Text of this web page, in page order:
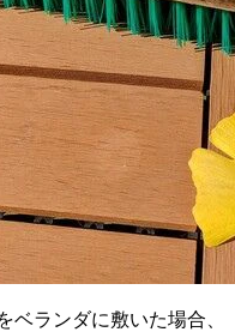
ベランダに敷いた場合、